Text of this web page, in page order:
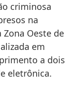
criminosa
na
Zona Oeste de
em
a dois
eletrônica.